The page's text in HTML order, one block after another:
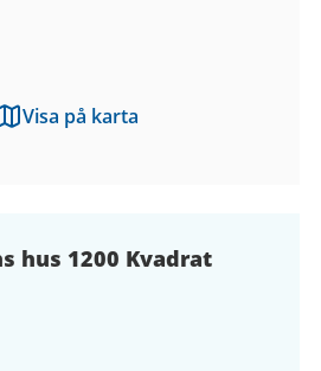
Visa på karta
hus 1200 Kvadrat